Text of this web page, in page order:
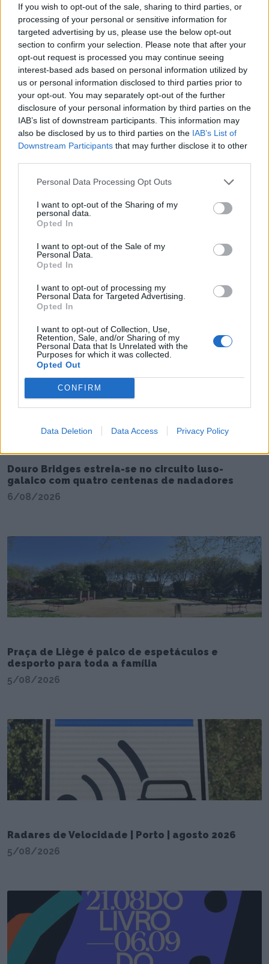
If you wish to opt-out of the sale, sharing to third parties, or
processing of your personal or sensitive information for
targeted advertising by us, please use the below opt-out
section to confirm your selection. Please note that after your
opt-out request is processed you may continue seeing
interest-based ads based on personal information utilized by
us or personal information disclosed to third parties prior to
your opt-out. You may separately opt-out of the further
disclosure of your personal information by third parties on the
IAB’s list of downstream participants. This information may
also be disclosed by us to third parties on the IAB’s List of
Downstream Participants that may further disclose it to other
Personal Data Processing Opt Outs
I want to opt-out of the Sharing of my
personal data.
Opted In
I want to opt-out of the Sale of my
Personal Data.
Opted In
I want to opt-out of processing my
Personal Data for Targeted Advertising.
Opted In
I want to opt-out of Collection, Use,
Retention, Sale, and/or Sharing of my
Personal Data that Is Unrelated with the
Purposes for which it was collected.
Opted Out
CONFIRM
Data Deletion Data Access Privacy Policy
Reabilitação de edifício devoluto na Rua do
Heroísmo dá lugar a quatro habitações duplex
7/08/2026
João Fonte reforça equipa de futsal do FC Porto
6/08/2026
Douro Bridges estreia-se no circuito luso-
galaico com quatro centenas de nadadores
6/08/2026
Praça de Liège é palco de espetáculos e
desporto para toda a família
5/08/2026
Radares de Velocidade | Porto | agosto 2026
5/08/2026